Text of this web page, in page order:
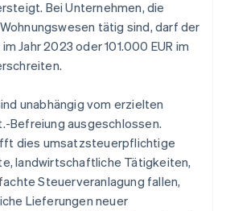
Bei Unternehmen, die
tätig sind, darf der
Jahr 2023 oder 101.000 EUR im
unabhängig vom erzielten
Befreiung ausgeschlossen.
dies umsatzsteuerpflichtige
landwirtschaftliche Tätigkeiten,
Steuerveranlagung fallen,
Lieferungen neuer